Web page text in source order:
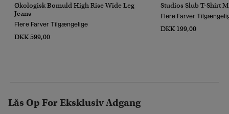
Økologisk Bomuld High Rise Wide Leg
Jeans
Flere Farver Tilgængelige
DKK 599,00
Studios Slub T-Shirt
Flere Farver
DKK 199,00
Lås Op For Eksklusiv Adgang